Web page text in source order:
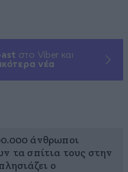
στο Viber και
νέα
άνθρωποι
τα σπίτια τους στην
ο